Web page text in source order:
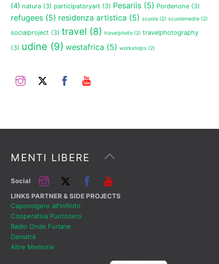
(4) natura (3) participatoryart (3) Pesariis (5) Pordenone (3)
refugees (5) residenza artistica (5) scuola (2) scuolemedie (2)
socialproject (3) travel (8) travelphoto (2) travelphotography
(3) udine (9) westafrica (5) workshops (2)
Back
MENTI LIBERE
Social
LINKS PARTNER & SIDE PROJECTS
Capovolgere all'infinito
Cooperativa Puntozero
Radio Onde Furlane
Damatrà
Altre Memorie